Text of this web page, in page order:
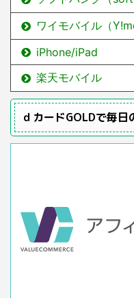
ワイモバイル（
iPhone/iPad
楽天モバイル
ｄカードGOLDで毎